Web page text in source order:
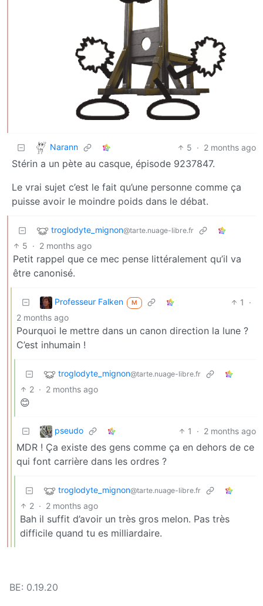
Narann 5 · 2 months ago
Stérin a un pète au casque, épisode 9237847.
Le vrai sujet c’est le fait qu’une personne comme ça
puisse avoir le moindre poids dans le débat.
troglodyte_mignon@tarte.nuage-libre.fr
5 · 2 months ago
Petit rappel que ce mec pense littéralement qu’il va
être canonisé.
Professeur Falken M 1
·
2 months ago
Pourquoi le mettre dans un canon direction la lune ?
C’est inhumain !
troglodyte_mignon@tarte.nuage-libre.fr
2 · 2 months ago
😊
pseudo 1 · 2 months ago
MDR ! Ça existe des gens comme ça en dehors de ce
qui font carrière dans les ordres ?
troglodyte_mignon@tarte.nuage-libre.fr
2 · 2 months ago
Bah il suffit d’avoir un très gros melon. Pas très
difficile quand tu es milliardaire.
BE: 0.19.20